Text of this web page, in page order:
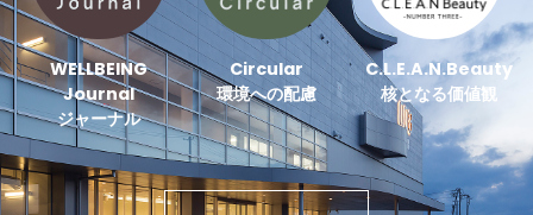
WELLBEING
Journal
ジャーナル
Circular
環境への配慮
C.L.E.A.N.Beauty
核となる価値観